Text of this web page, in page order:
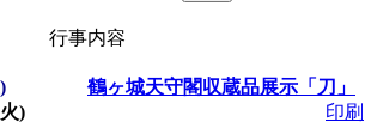
07/09～
姫のこびる塾
行事内容
)
鶴ヶ城天守閣収蔵品展示「刀」
印刷